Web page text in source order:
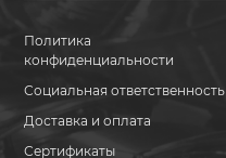
Политика
конфиденциальности
Социальная ответственность
Доставка и оплата
Сертификаты